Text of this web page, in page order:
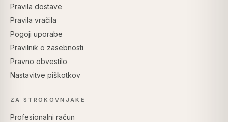
Pravila dostave
Pravila vračila
Pogoji uporabe
Pravilnik o zasebnosti
Pravno obvestilo
Nastavitve piškotkov
ZA STROKOVNJAKE
Profesionalni račun